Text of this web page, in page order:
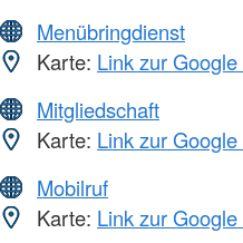
Menübringdienst
Karte: Link zur
Mitgliedschaft
Karte: Link zur
Mobilruf
Karte: Link zur